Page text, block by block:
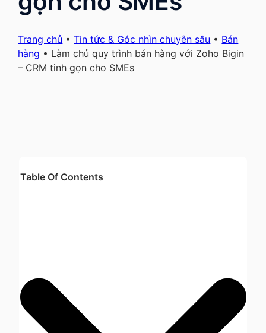
Trang chủ •Tin tức & Góc nhìn chuyên sâu • Bán
hàng • Làm chủ quy trình bán hàng với Zoho Bigin
– CRM tinh gọn cho SMEs
Table Of Contents